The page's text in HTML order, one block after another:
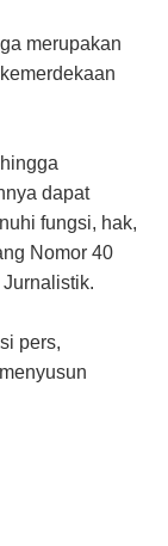
merupakan
dapat
fungsi, hak,
Nomor 40
pers,